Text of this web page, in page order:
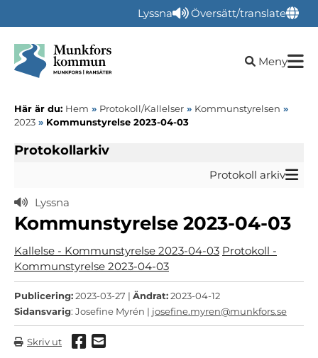
Lyssna Översätt/translate
Öppna
Meny
Här är du: Hem » Protokoll/Kallelser » Kommunstyrelsen »
2023 » Kommunstyrelse 2023-04-03
Protokollarkiv
Protokoll arkiv
Lyssna
Kommunstyrelse 2023-04-03
Kallelse - Kommunstyrelse 2023-04-03 Protokoll -
Kommunstyrelse 2023-04-03
Publicering:2023-03-27 | Ändrat:2023-04-12
Sidansvarig: Josefine Myrén | josefine.myren@munkfors.se
Skriv ut Dela via Facebook
Dela via mail